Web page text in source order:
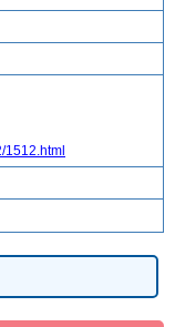
1512.html